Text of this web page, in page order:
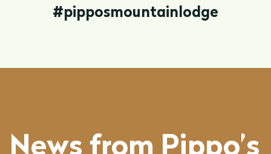
#pipposmountainlodge
News from Pippo’s